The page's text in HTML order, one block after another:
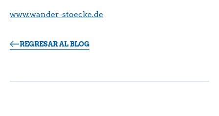
www.wander-stoecke.de
REGRESAR AL BLOG